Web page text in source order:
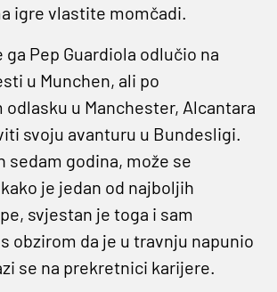
igre vlastite momčadi.
Pep Guardiola odlučio na
u Munchen, ali po
u Manchester, Alcantara
svoju avanturu u Bundesligi.
sedam godina, može se
je jedan od najboljih
svjestan je toga i sam
obzirom da je u travnju napunio
se na prekretnici karijere.